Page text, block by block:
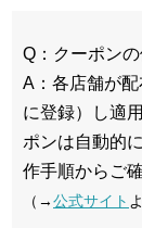
Q：クーポン
A：各店舗が
に登録）し適
ポンは自動的
作手順からご
（→公式サイト